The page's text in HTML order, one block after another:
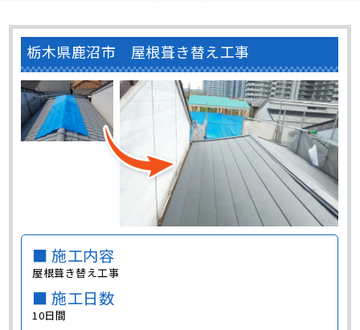
栃木県鹿沼市 屋根葺き替え工事
■ 施工内容
屋根葺き替え工事
■ 施工日数
10日間